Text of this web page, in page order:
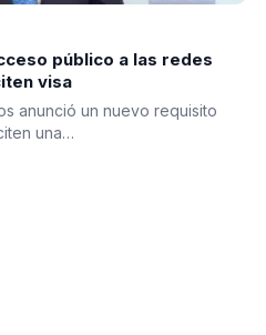
público a las redes
visa
anunció un nuevo requisito
una…